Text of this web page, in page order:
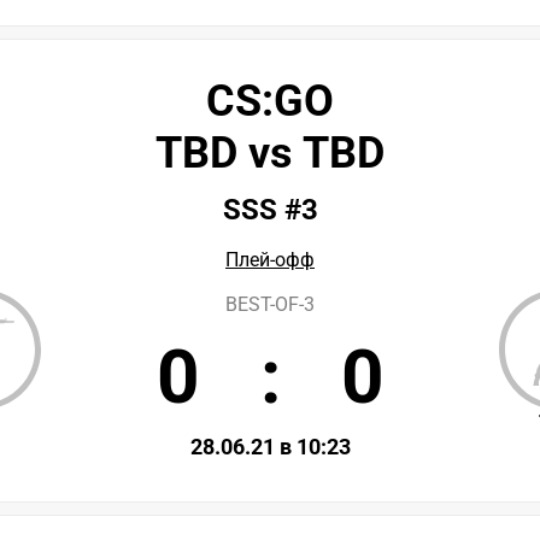
CS:GO
TBD vs TBD
SSS #3
Плей-офф
BEST-OF-3
0 : 0
28.06.21 в 10:23